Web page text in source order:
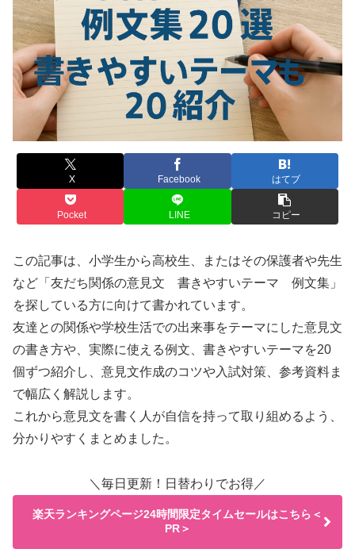
X Facebook はてブ
Pocket LINE コピー
この記事は、小学生から高校生、またはその保護者や先生
など「友だち関係の意見文 書きやすいテーマ 例文集」
を探している方に向けて書かれています。
友達との関係や学校生活での出来事をテーマにした意見文
の書き方や、実際に使える例文、書きやすいテーマを20
個ずつ紹介し、意見文作成のコツや入試対策、参考資料ま
で幅広く解説します。
これから意見文を書く人が自信を持って取り組めるよう、
分かりやすくまとめました。
＼毎日更新！日替わりでお得／
楽天ランキングページ24時間限定タイムセールはこちら＜
PR＞